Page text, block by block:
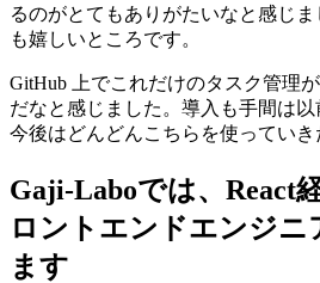
るのがとてもありがたいなと感じ
も嬉しいところです。
GitHub 上でこれだけのタスク管理
だなと感じました。導入も手間は以
今後はどんどんこちらを使っていき
Gaji-Laboでは、React
ロントエンドエンジニ
ます